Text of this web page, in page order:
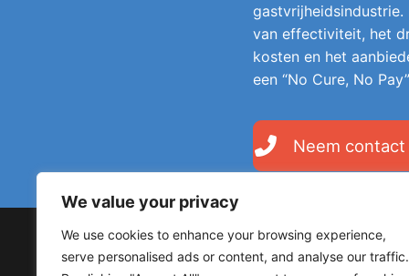
We value your privacy
We use cookies to enhance your browsing experience,
serve personalised ads or content, and analyse our traffic.
van effectiviteit, het
kosten en het
een “No Cure, No
Neem contact
Copyright © 2026 LodgeGate PMS – Powered by Hotels